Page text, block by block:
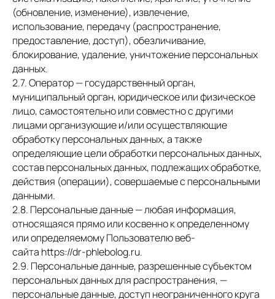
(обновление, изменение), извлечение,
использование, передачу (распространение,
предоставление, доступ), обезличивание,
блокирование, удаление, уничтожение персональных
данных.
2.7. Оператор — государственный орган,
муниципальный орган, юридическое или физическое
лицо, самостоятельно или совместно с другими
лицами организующие и/или осуществляющие
обработку персональных данных, а также
определяющие цели обработки персональных данных,
состав персональных данных, подлежащих обработке,
действия (операции), совершаемые с персональными
данными.
2.8. Персональные данные — любая информация,
относящаяся прямо или косвенно к определенному
или определяемому Пользователю веб-
сайта https://dr-phlebolog.ru.
2.9. Персональные данные, разрешенные субъектом
персональных данных для распространения, —
персональные данные, доступ неограниченного круга